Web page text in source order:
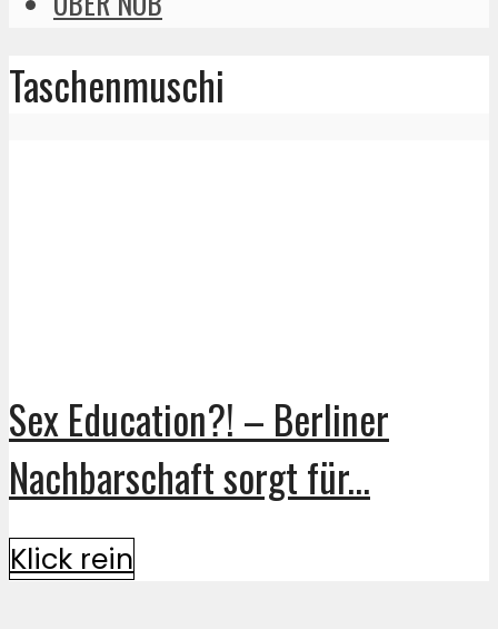
Taschenmuschi
Sex Education?! – Berliner
Nachbarschaft sorgt für...
Klick rein